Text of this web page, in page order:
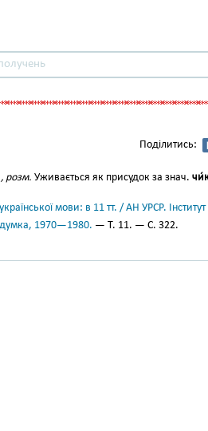
Поділитись:
розм. Уживається як присудок за знач.
мови: в 11 тт. / АН УРСР.
1970—1980. — Т. 11. — С. 322.